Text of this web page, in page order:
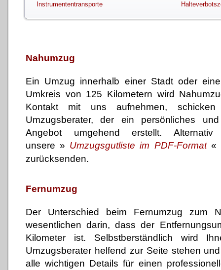
Instrumententransporte
Nahumzug
Ein Umzug innerhalb einer Stadt oder
Umkreis von 125 Kilometern wird
Kontakt mit uns aufnehmen,
Umzugsberater, der ein persönliches
Angebot umgehend erstellt.
unsere» Umzugsgutliste im PDF-Format«
zurücksenden.
Fernumzug
Der Unterschied beim Fernumzug zum
wesentlichen darin, dass der
Kilometer ist. Selbstberständlich wird
Umzugsberater helfend zur Seite stehen
alle wichtigen Details für einen